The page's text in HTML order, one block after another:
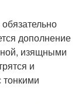
дополнение
изящными
и